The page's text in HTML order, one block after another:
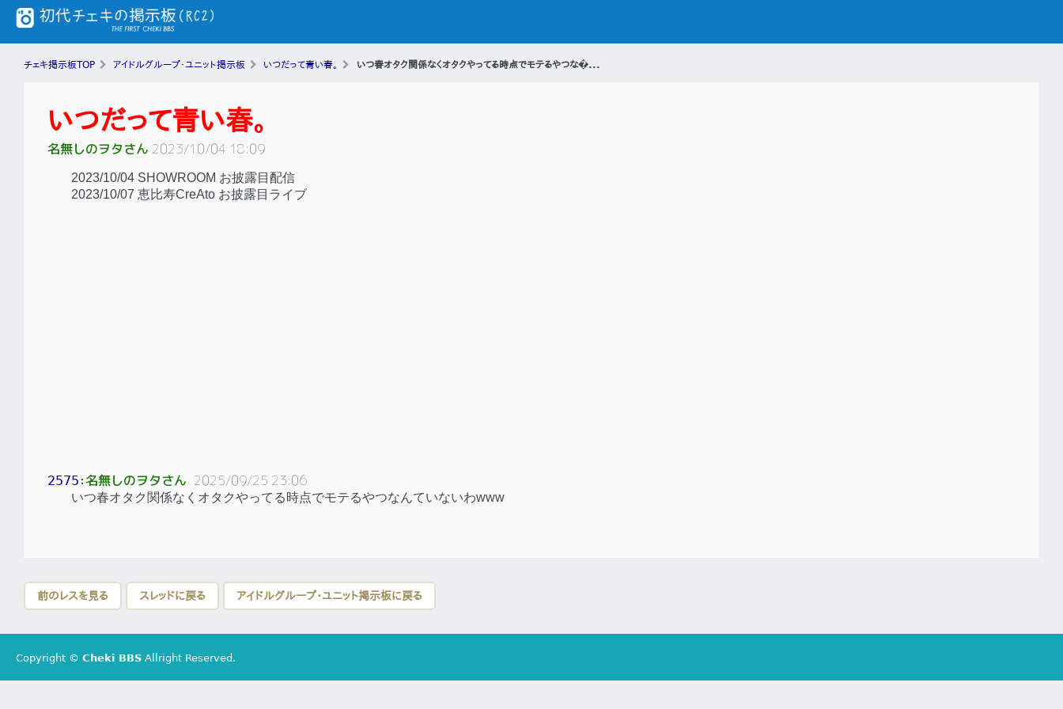
チェキ掲示板TOP アイドルグループ・ユニット掲示板 いつだって青い春。 いつ春オタク関係なくオタクやってる時点でモテるやつな�...
いつだって青い春。
名無しのヲタさん 2023/10/04 18:09
2023/10/04 SHOWROOM お披露目配信
2023/10/07 恵比寿CreAto お披露目ライブ
2575 ：名無しのヲタさん 2025/09/25 23:06
いつ春オタク関係なくオタクやってる時点でモテるやつなんていないわwww
前のレスを見る スレッドに戻る アイドルグループ・ユニット掲示板に戻る
Copyright © Cheki BBS Allright Reserved.